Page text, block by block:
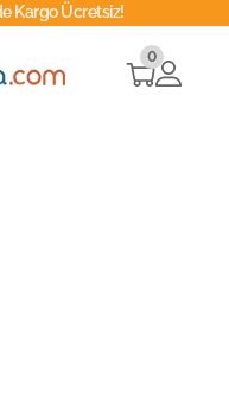
Kargo Ücretsiz!
0